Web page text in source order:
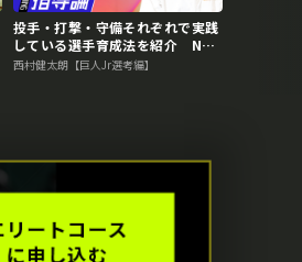
投手・打撃・守備それぞれで実践
している選手育成法を紹介 NPB
ジュニア合格のために必要な準備
西村健太朗【巨人Jr選考編】